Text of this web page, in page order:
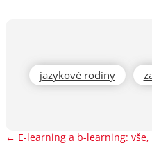
jazykové rodiny
← E-learning a b-learning: